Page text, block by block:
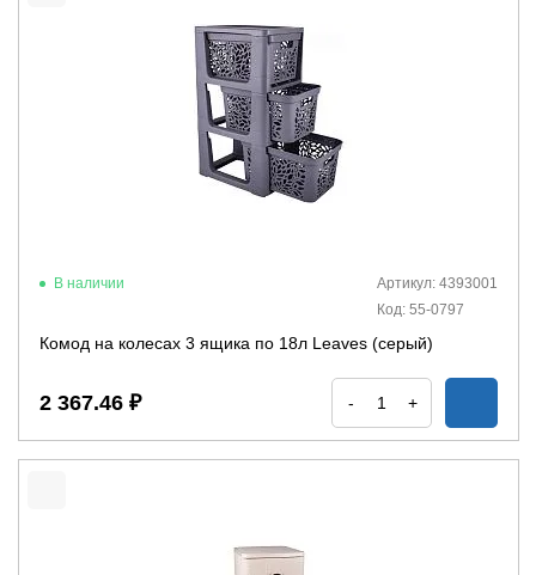
В наличии
Артикул: 4393001
Код: 55-0797
Комод на колесах 3 ящика по 18л Leaves (серый)
2 367.46 ₽ - +